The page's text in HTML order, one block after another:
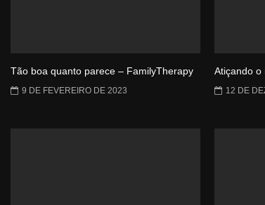
Tão boa quanto parece – FamilyTherapy
9 DE FEVEREIRO DE 2023
Atiçando o
12 DE